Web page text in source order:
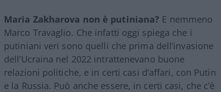
Maria Zakharova non è putiniana? E nemmeno
Marco Travaglio. Che infatti oggi spiega che i
putiniani veri sono quelli che prima dell’invasione
dell’Ucraina nel 2022 intrattenevano buone
relazioni politiche, e in certi casi d’affari, con Putin
e la Russia. Può anche essere, in certi casi, che c’è